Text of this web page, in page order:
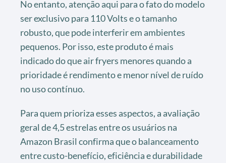
No entanto, atenção aqui para o fato do modelo
ser exclusivo para 110 Volts e o tamanho
robusto, que pode interferir em ambientes
pequenos. Por isso, este produto é mais
indicado do que air fryers menores quando a
prioridade é rendimento e menor nível de ruído
no uso contínuo.
Para quem prioriza esses aspectos, a avaliação
geral de 4,5 estrelas entre os usuários na
Amazon Brasil confirma que o balanceamento
entre custo-benefício, eficiência e durabilidade